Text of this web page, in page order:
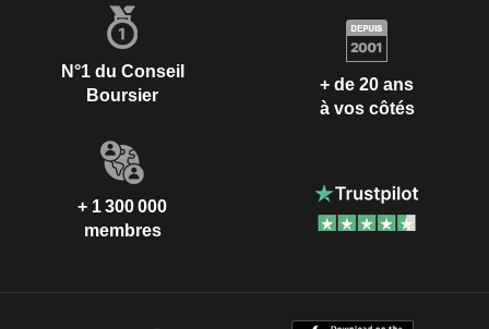
N°1 du Conseil
Boursier
+ de 20 ans
à vos côtés
+ 1 300 000
membres